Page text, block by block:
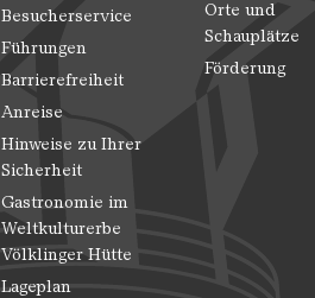
Besucherservice
Führungen
Barrierefreiheit
Anreise
Hinweise zu Ihrer
Sicherheit
Gastronomie im
Weltkulturerbe
Völklinger Hütte
Lageplan
Orte und
Schauplätze
Förderung